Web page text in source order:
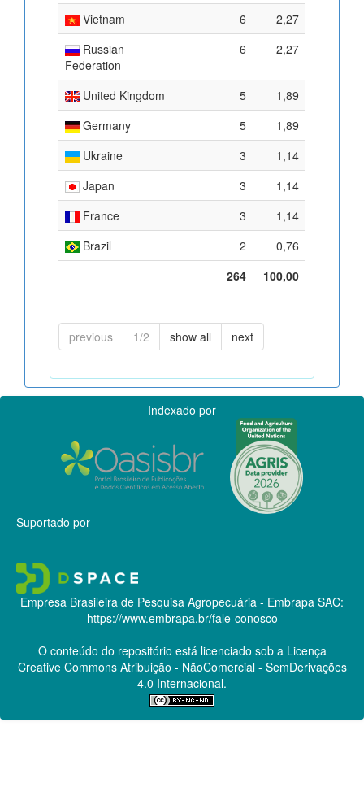
Vietnam
6
2,27
Russian
Federation
6 2,27
United Kingdom 5
1,89
Germany
5
1,89
Ukraine
3
1,14
Japan
3
1,14
France
3
1,14
Brazil
2
0,76
264
100,00
previous 1/2 show all next
Indexado por
Suportado por
Empresa Brasileira de Pesquisa Agropecuária - Embrapa SAC:
https://www.embrapa.br/fale-conosco
O conteúdo do repositório está licenciado sob a Licença
Creative CommonsAtribuição - NãoComercial - SemDerivações
4.0 Internacional.